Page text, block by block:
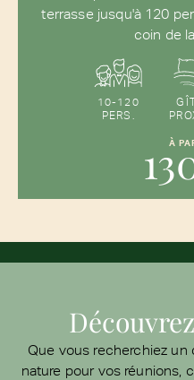
terrasse jusqu'à 120
coin de
10-120
PERS.
À
Que vous recherchiez
nature pour vos réunions,